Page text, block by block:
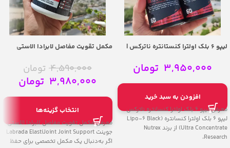
لیپو 6 بلک اولترا کنستانتره ناترکس |
Concentrate
3,950,000 تومان
افزودن به سبد خرید
معرفی لیپو 6 بلک اولترا کنسانتره ناترکس
لیپو 6 بلک اولترا کنسانتره (Lipo-6 Black
Ultra Concentrate) از برند Nutrex
Research،
مکمل تقویت مفاصل لابرادا الاستی
Support
4,590,000 تومان
3,980,000 تومان
انتخاب گزینه‌ها
معرفی مکمل تقویت مفاصل لابرادا الاستی
جوینت Labrada ElastiJoint Joint Support
اگر به‌دنبال یک مکمل تخصصی برای حفظ